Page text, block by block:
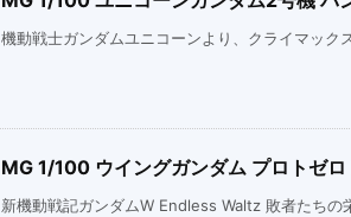
機動戦士ガンダムユニコーンより、クライマック
MG 1/100 ウイングガンダム プロトゼ
新機動戦記ガンダムW Endless Waltz 敗者たちの